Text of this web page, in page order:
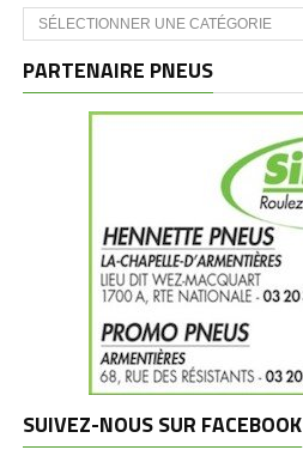
Catégories
et
PARTENAIRE PNEUS
SUIVEZ-NOUS SUR FACEBOOK